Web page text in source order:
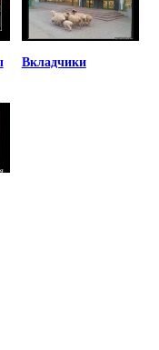
Вкладчики